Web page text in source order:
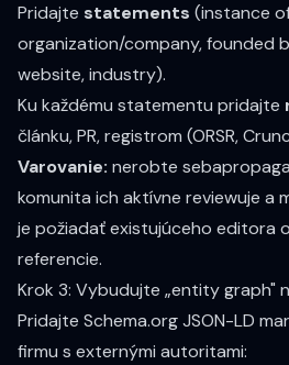
Pridajte statements (instance
organization/company, founded
website, industry).
Ku každému statementu pridajte
článku, PR, registrom (ORSR,
Varovanie: nerobte
komunita ich aktívne reviewuje a
je požiadať existujúceho editora
referencie.
Krok 3: Vybudujte „entity graph"
Pridajte Schema.org JSON-LD
firmu s externými autoritami: